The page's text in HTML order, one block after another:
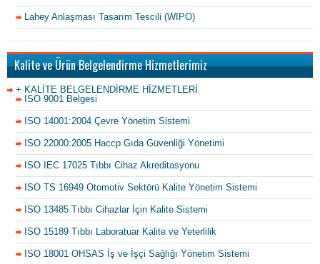
Lahey Anlaşması Tasarım Tescili (WIPO)
Kalite ve Ürün Belgelendirme Hizmetlerimiz
+ KALİTE BELGELENDİRME HİZMETLERİ
ISO 9001 Belgesi
ISO 14001:2004 Çevre Yönetim Sistemi
ISO 22000:2005 Haccp Gıda Güvenliği Yönetimi
ISO IEC 17025 Tıbbı Cihaz Akreditasyonu
ISO TS 16949 Otomotiv Sektörü Kalite Yönetim Sistemi
ISO 13485 Tıbbı Cihazlar İçin Kalite Sistemi
ISO 15189 Tıbbı Laboratuar Kalite ve Yeterlilik
ISO 18001 OHSAS İş ve İşçi Sağlığı Yönetim Sistemi